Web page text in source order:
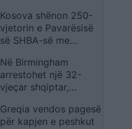
Kosova shënon 250-
vjetorin e Pavarësisë
së SHBA-së me
Në Birmingham
arrestohet një 32-
vjeçar shqiptar,
fëmijët për të takuar
një vajzë 14-vjeçare
Greqia vendos pagesë
për kapjen e peshkut